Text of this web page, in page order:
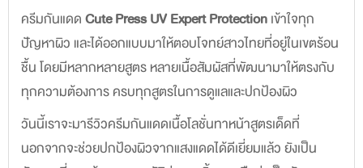
ครีมกันแดดCute Press UV Expert Protectionเข้าใจทุก
ปัญหาผิว และได้ออกแบบมาให้ตอบโจทย์สาวไทยที่อยู่ในเขตร้อน
ชื้น โดยมีหลากหลายสูตร หลายเนื้อสัมผัสที่พัฒนามาให้ตรงกับ
ทุกความต้องการ ครบทุกสูตรในการดูแลและปกป้องผิว
วันนี้เราจะมารีวิวครีมกันแดดเนื้อโลชั่นทาหน้าสูตรเด็ดที่
นอกจากจะช่วยปกป้องผิวจากแสงแดดได้ดีเยี่ยมแล้ว ยังเป็น